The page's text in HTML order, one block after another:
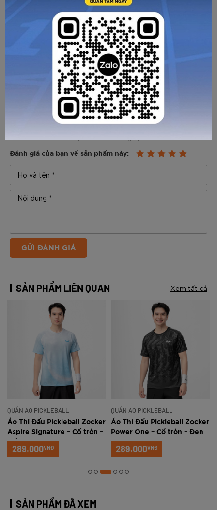
CHÍNH SÁCH MUA HÀNG
THƯƠNG HIỆU
ĐÁNH GIÁ SẢN PHẨM
5.0
Đánh giá của bạn về sản phẩm này:
GỬI ĐÁNH GIÁ
SẢN PHẨM LIÊN QUAN Xem tất cả
QUẦN ÁO PICKLEBALL
Áo Thi Đấu Pickleball Zocker
Aspire Signature – Cổ tròn –
Trắng xanh
289.000VNĐ
QUẦN ÁO PICKLEBALL
Áo Thi Đấu Pickleball Zocker
Power One – Cổ tròn – Đen
289.000VNĐ
SẢN PHẨM ĐÃ XEM